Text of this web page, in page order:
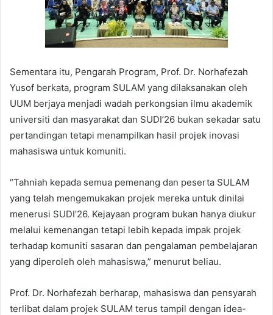
Sementara itu, Pengarah Program, Prof. Dr. Norhafezah
Yusof berkata, program SULAM yang dilaksanakan oleh
UUM berjaya menjadi wadah perkongsian ilmu akademik
universiti dan masyarakat dan SUDI’26 bukan sekadar satu
pertandingan tetapi menampilkan hasil projek inovasi
mahasiswa untuk komuniti.
“Tahniah kepada semua pemenang dan peserta SULAM
yang telah mengemukakan projek mereka untuk dinilai
menerusi SUDI’26. Kejayaan program bukan hanya diukur
melalui kemenangan tetapi lebih kepada impak projek
terhadap komuniti sasaran dan pengalaman pembelajaran
yang diperoleh oleh mahasiswa,” menurut beliau.
Prof. Dr. Norhafezah berharap, mahasiswa dan pensyarah
terlibat dalam projek SULAM terus tampil dengan idea-